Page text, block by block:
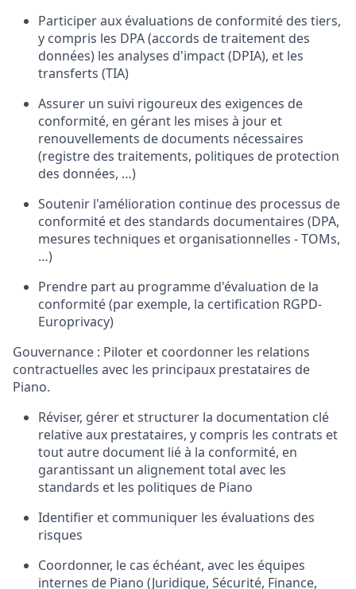
Participer aux évaluations de conformité des tiers,
y compris les DPA (accords de traitement des
données) les analyses d'impact(DPIA), et les
transferts (TIA)
Assurer un suivi rigoureux des exigences de
conformité, en gérant les mises à jour et
renouvellements de documents nécessaires
(registre des traitements, politiques de protection
des données, …)
Soutenir l'amélioration continue des processus de
conformité et des standards documentaires (DPA,
mesures techniques et organisationnelles -TOMs,
…)
Prendre part au programme d'évaluation de la
conformité (par exemple, la certification RGPD-
Europrivacy)
Gouvernance : Piloter et coordonner les relations
contractuelles avec les principaux prestataires de
Piano.
Réviser, gérer et structurer la documentation clé
relative aux prestataires, y compris les contrats et
tout autre document lié à la conformité, en
garantissant un alignement total avec les
standards et les politiques de Piano
Identifier et communiquer les évaluations des
risques
Coordonner, le cas échéant, avec les équipes
internes de Piano (Juridique, Sécurité, Finance,